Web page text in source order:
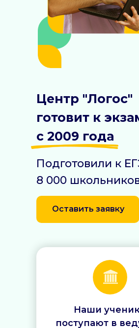
Центр "Логос"
готовит к
с 2009 года
Подготовили к
8 000
Оставить заявку
Наши
поступают в